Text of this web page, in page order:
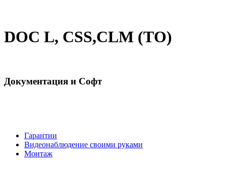
DОС L, CSS,CLM (ТО)
Документация и Софт
Гарантии
Видеонаблюдение своими руками
Монтаж